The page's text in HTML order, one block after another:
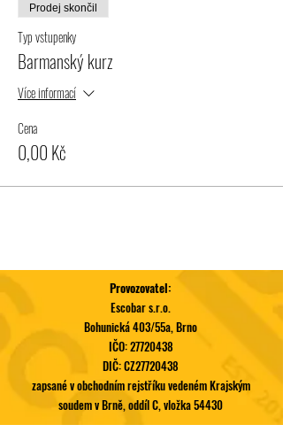
Prodej skončil
Typ vstupenky
Barmanský kurz
Více informací
Cena
0,00 Kč
Provozovatel:
Escobar s.r.o.
Bohunická 403/55a, Brno
IČO:27720438
DIČ: CZ27720438
zapsané v obchodním rejstříku vedeném Krajským
soudem v Brně, oddíl C, vložka 54430